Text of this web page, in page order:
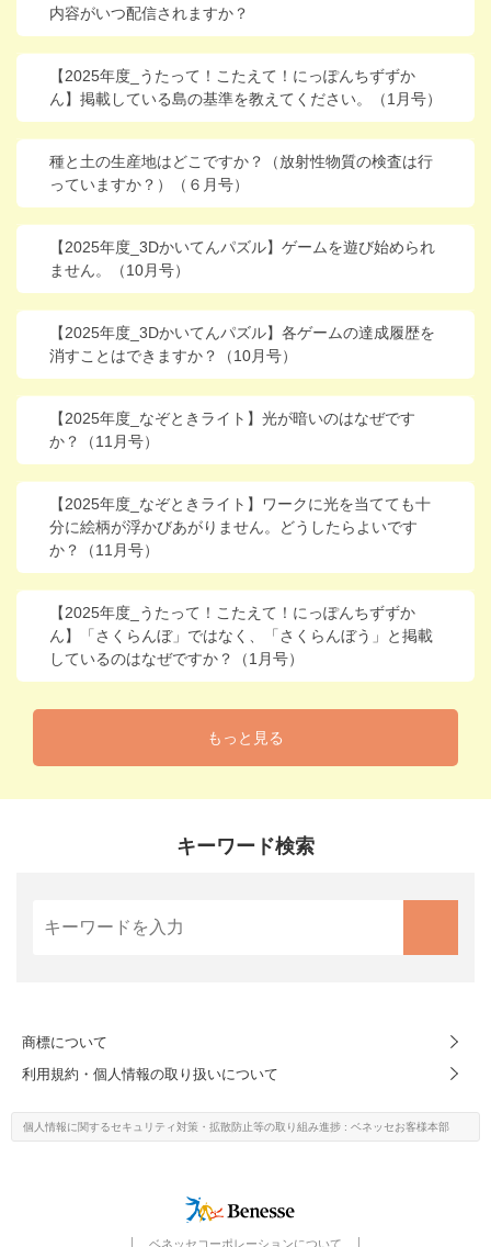
内容がいつ配信されますか？
【2025年度_うたって！こたえて！にっぽんちずずか
ん】掲載している島の基準を教えてください。（1月号）
種と土の生産地はどこですか？（放射性物質の検査は行
っていますか？）（６月号）
【2025年度_3Dかいてんパズル】ゲームを遊び始められ
ません。（10月号）
【2025年度_3Dかいてんパズル】各ゲームの達成履歴を
消すことはできますか？（10月号）
【2025年度_なぞときライト】光が暗いのはなぜです
か？（11月号）
【2025年度_なぞときライト】ワークに光を当てても十
分に絵柄が浮かびあがりません。どうしたらよいです
か？（11月号）
【2025年度_うたって！こたえて！にっぽんちずずか
ん】「さくらんぼ」ではなく、「さくらんぼう」と掲載
しているのはなぜですか？（1月号）
もっと見る
キーワード検索
商標について
利用規約・個人情報の取り扱いについて
個人情報に関するセキュリティ対策・ 拡散防止等の取り組み進捗 : ベネッセお客様本部
ベネッセコーポレーションについて